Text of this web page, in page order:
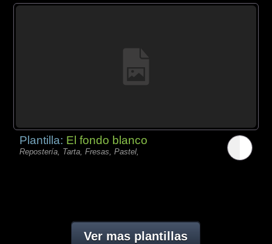
Plantilla: El fondo blanco
Repostería, Tarta, Fresas, Pastel,
Ver mas plantillas